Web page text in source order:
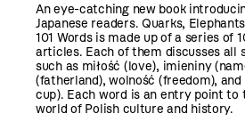
An eye-catching new book
Japanese readers. Quarks,
101 Words is made up of a series of
articles. Each of them discusses all
such as miłość (love), imieniny
(fatherland), wolność (freedom),
cup). Each word is an entry point
world of Polish culture and history.